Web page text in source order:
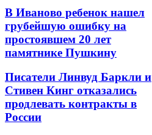
В Иваново ребенок нашел
грубейшую ошибку на
простоявшем 20 лет
памятнике Пушкину
Писатели Линвуд Баркли и
Стивен Кинг отказались
продлевать контракты в
России